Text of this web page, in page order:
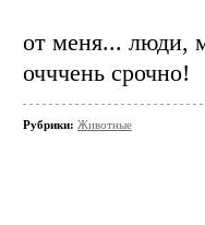
от меня... люди,
очччень срочно!
Рубрики: Животные